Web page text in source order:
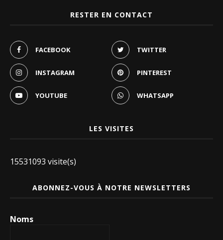
RESTER EN CONTACT
FACEBOOK TWITTER
INSTAGRAM PINTEREST
YOUTUBE WHATSAPP
LES VISITES
15531093 visite(s)
ABONNEZ-VOUS À NOTRE NEWSLETTERS
Noms